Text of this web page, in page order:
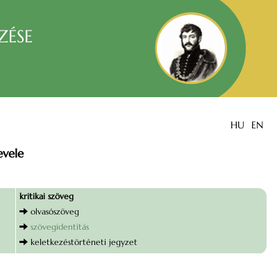
HU EN
kritikai szöveg
olvasószöveg
szövegidentitás
keletkezéstörténeti jegyzet